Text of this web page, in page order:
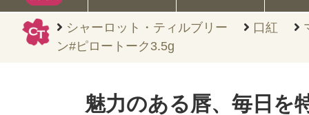
シャーロット・ティルブリー 口紅
ン#ピロートーク3.5g
魅力のある唇、毎日を